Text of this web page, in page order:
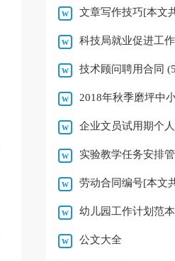
奉献[本文共738字]
文章写作技巧[本文
科技局就业促进工
字] 技术顾问聘用合同
2018年秋季磨坪中
[本文共4100字]
企业文员试用期个
7237字]实验教学任务安排
字] 劳动合同编号[本文
幼儿园工作计划范
公文大全